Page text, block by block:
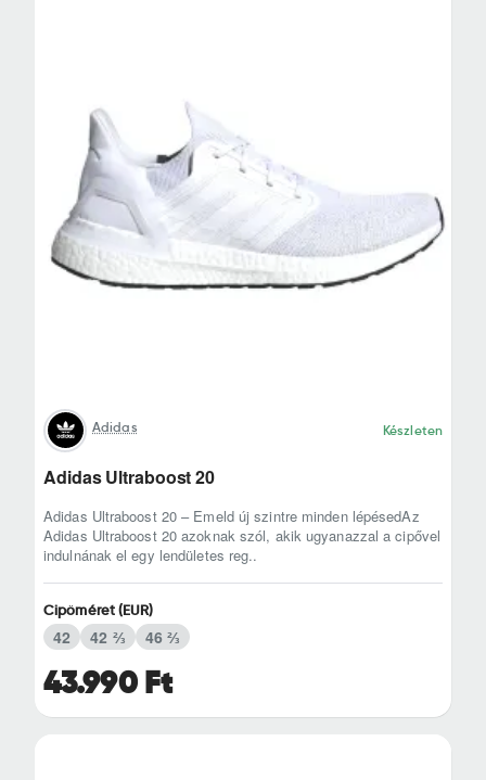
Adidas Készleten
Adidas Ultraboost 20
Adidas Ultraboost 20 – Emeld új szintre minden lépésedAz
Adidas Ultraboost 20 azoknak szól, akik ugyanazzal a cipővel
indulnának el egy lendületes reg..
43.990 Ft
Cipőméret (EUR)
42 42 ⅔ 46 ⅔